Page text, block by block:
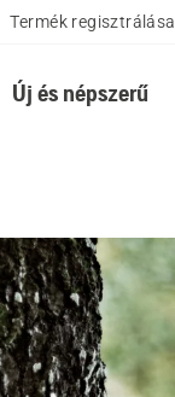
Termék regisztrálása
Új és népszerű